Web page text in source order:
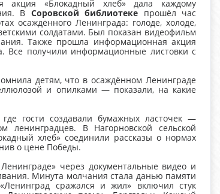
акция «Блокадный хлеб» дала каждому
В Соровской библиотеке прошёл час
осаждённого Ленинграда: голоде, холоде,
солдатами. Был показан видеофильм
Также прошла информационная акция
Все получили информационные листовки с
детям, что в осаждённом Ленинграде
и опилками — показали, на какие
гости создавали бумажных ласточек —
В Нагорновской сельской
хлеб» соединили рассказы о нормах
о цене Победы.
через документальные видео и
Минута молчания стала данью памяти
сражался и жил» включил стук